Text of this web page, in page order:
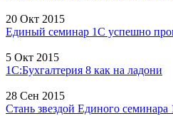
20 Окт 2015
Единый семинар 1С успешно
5 Окт 2015
1С:Бухгалтерия 8 как на ладони
28 Сен 2015
Стань звездой Единого семинара